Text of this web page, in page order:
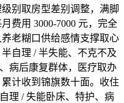
别取房型差别调整，满脚
费用 3000-7000 元，完全
老糊口供给感情支撑取心
自理 / 半失能、不克不及
病后康复群体，医疗取办
计收到锦旗数十面。收住
理 / 失能卧床、特护、病